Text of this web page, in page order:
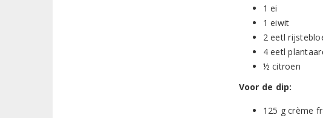
1 ei
1 eiwit
2 eetl
4 eetl
½ citroen
Voor de dip:
125 g crème